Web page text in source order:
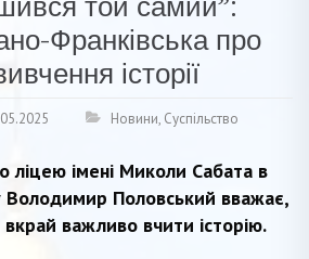
Франківська про
історії
Новини, Суспільство
ліцею імені Миколи Сабата в
Володимир Половський вважає,
важливо вчити історію.